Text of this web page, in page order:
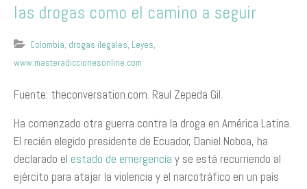
las drogas como el camino a seguir
Colombia, drogas ilegales, Leyes,
www.masteradiccionesonline.com
Fuente: theconversation.com. Raul Zepeda Gil.
Ha comenzado otra guerra contra la droga en América Latina.
El recién elegido presidente de Ecuador, Daniel Noboa, ha
declarado el estado de emergencia y se está recurriendo al
ejército para atajar la violencia y el narcotráfico en un país